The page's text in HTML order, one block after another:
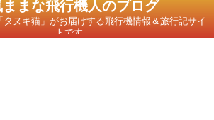
まな飛行機人のプログ
ヌキ猫」がお届けする飛行機情報＆旅行記サイ
トです。